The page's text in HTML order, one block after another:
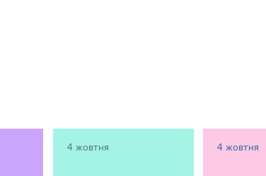
4 жовтня 4 жовтня